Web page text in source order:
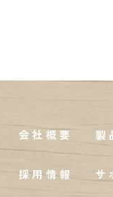
会社概要
採用情報
製
サ